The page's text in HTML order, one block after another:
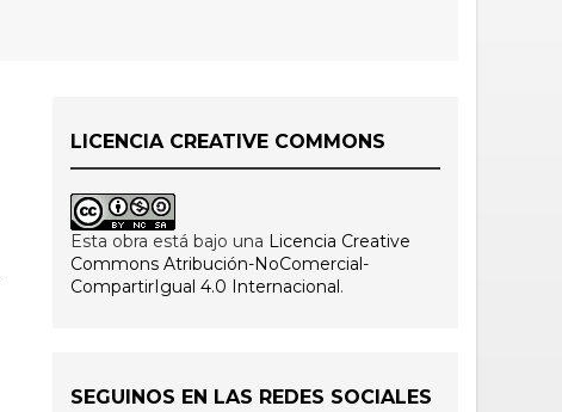
LICENCIA CREATIVE COMMONS
Esta obra está bajo una Licencia Creative
Commons Atribución-NoComercial-
CompartirIgual 4.0 Internacional.
SEGUINOS EN LAS REDES SOCIALES